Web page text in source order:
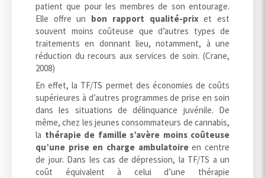
patient que pour les membres de son entourage.
Elle offre un bon rapport qualité-prixet est
souvent moins coûteuse que d’autres types de
traitements en donnant lieu, notamment, à une
réduction du recours aux services de soin. (Crane,
2008)
En effet, la TF/TS permet des économies de coûts
supérieures à d’autres programmes de prise en soin
dans les situations de délinquance juvénile. De
même, chez les jeunes consommateurs de cannabis,
la thérapie de famille s’avère moins coûteuse
qu’une prise en charge ambulatoireen centre
de jour. Dans les cas de dépression, la TF/TS a un
coût équivalent à celui d’une thérapie